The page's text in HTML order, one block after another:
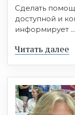
Сделать
доступной и
информирует ...
Читать далее